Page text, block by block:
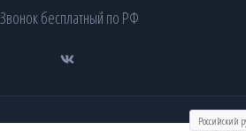
Звонок бесплатный по РФ